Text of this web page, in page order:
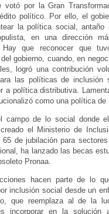
votó por la Gran
político. Por ello, el
la política social, antaño
en una dirección
Hay que reconocer que
gobierno, cuando, en
logró una contribución
las políticas de inclusión
a política distributiva.
como una política de
campo de lo social donde
el Ministerio de
65 de jubilación para
ha lanzado las becas
Pronaa.
hacen parte de lo
inclusión social desde un
que reemplaza al de la
incorporar en la solución